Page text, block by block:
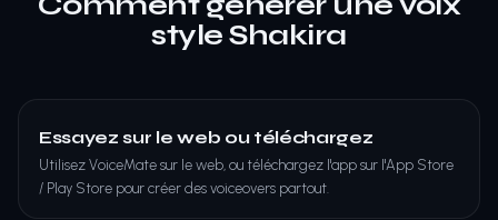
style Shakira
Essayez sur le web ou téléchargez
Utilisez VoiceMate sur le web, ou téléchargez l'app sur l'App Store
/ Play Store pour créer des voiceovers partout.